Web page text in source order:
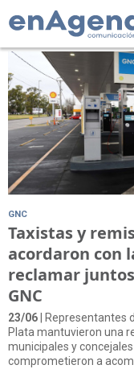
Tag:
GNC
Taxistas y
acordaron con
reclamar
GNC
23/06 | Representantes
Plata mantuvieron una
municipales y
comprometieron a